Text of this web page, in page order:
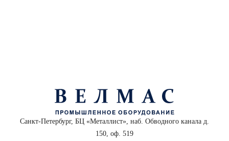
Санкт-Петербург, БЦ «Металлист», наб. Обводного канала д.
150, оф. 519